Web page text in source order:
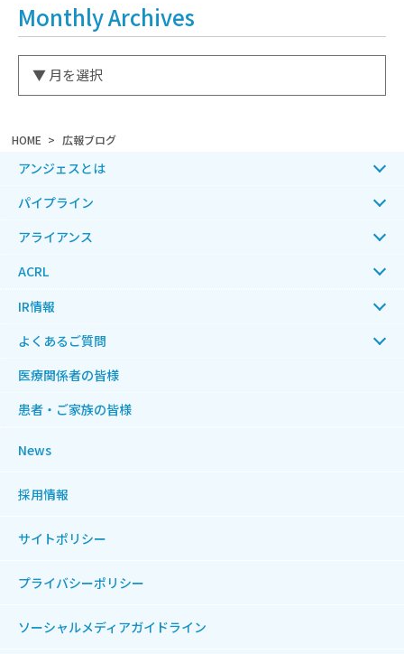
HOME 広報ブログ
Monthly Archives
アンジェスとは
パイプライン
アライアンス
ACRL
IR情報
よくあるご質問
医療関係者の皆様
患者・ご家族の皆様
News
採用情報
サイトポリシー
プライバシーポリシー
ソーシャルメディアガイドライン